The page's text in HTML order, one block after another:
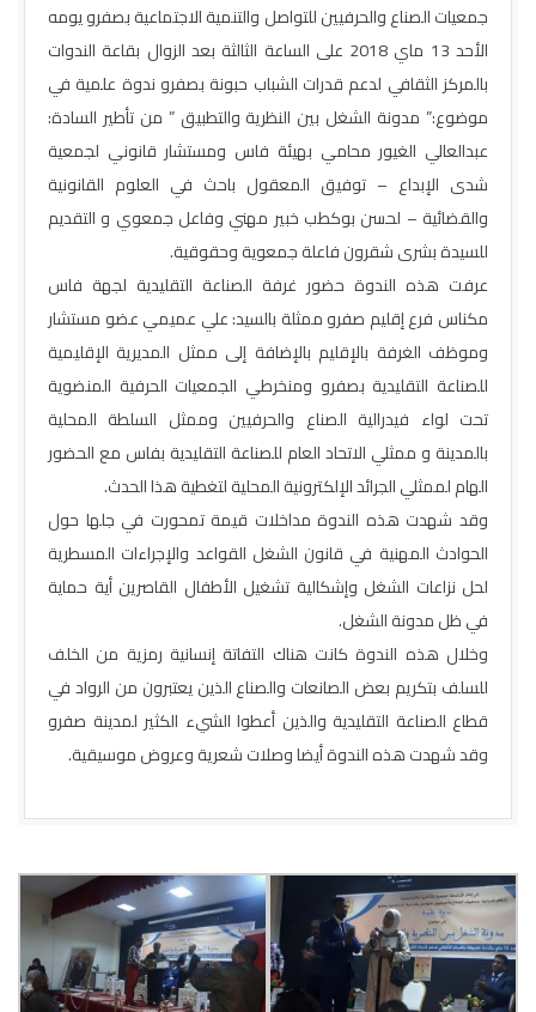
جمعيات الصناع والحرفيين للتواصل والتنمية الاجتماعية بصفرو يومه
الأحد 13 ماي 2018 على الساعة الثالثة بعد الزوال بقاعة الندوات
بالمركز الثقافي لدعم قدرات الشباب حبونة بصفرو ندوة علمية في
موضوع:” مدونة الشغل بين النظرية والتطبيق ” من تأطير السادة:
عبدالعالي الغيور محامي بهيئة فاس ومستشار قانوني لجمعية
شدى الإبداع – توفيق المعقول باحث في العلوم القانونية
والقضائية – لحسن بوكطب خبير مهني وفاعل جمعوي و التقديم
للسيدةبشرى شقرون فاعلة جمعوية وحقوقية.
عرفت هذه الندوة حضور غرفة الصناعة التقليدية لجهة فاس
مكناس فرع إقليم صفرو ممثلة بالسيد: علي عميمي عضو مستشار
وموظف الغرفة بالإقليم بالإضافة إلى ممثل المديرية الإقليمية
للصناعة التقليدية بصفرو ومنخرطي الجمعيات الحرفية المنضوية
تحت لواء فيدرالية الصناع والحرفيين وممثل السلطة المحلية
بالمدينة و ممثلي الاتحاد العام للصناعة التقليدية بفاس مع الحضور
الهام لممثلي الجرائد الإلكترونية المحلية لتغطية هذا الحدث.
وقد شهدت هذه الندوة مداخلات قيمة تمحورت في جلها حول
الحوادث المهنية في قانون الشغل القواعد والإجراءات المسطرية
لحل نزاعات الشغل وإشكالية تشغيل الأطفال القاصرين أية حماية
في ظل مدونة الشغل.
وخلال هذه الندوة كانت هناك التفاتة إنسانية رمزية من الخلف
للسلف بتكريم بعض الصانعات والصناع الذين يعتبرون من الرواد في
قطاع الصناعة التقليدية والذين أعطوا الشيء الكثير لمدينة صفرو
وقد شهدت هذه الندوة أيضا وصلات شعرية وعروض موسيقية.